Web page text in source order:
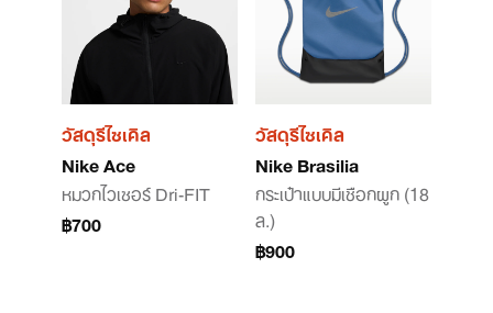
วัสดุรีไซเคิล
Nike Ace
หมวกไวเซอร์ Dri-FIT
฿700
วัสดุรีไซเคิล
Nike Brasilia
กระเป๋าแบบมีเชือกผูก (18
ล.)
฿900